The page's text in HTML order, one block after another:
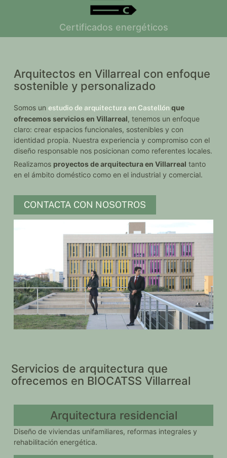
Certificados energéticos
Arquitectos en Villarreal con enfoque
sostenible y personalizado
Somos unestudio de arquitectura en Castellónque
ofrecemos servicios en Villarreal, tenemos un enfoque
claro: crear espacios funcionales, sostenibles y con
identidad propia. Nuestra experiencia y compromiso con el
diseño responsable nos posicionan como referentes locales.
Realizamos proyectos de arquitectura en Villarreal tanto
en el ámbito doméstico como en el industrial y comercial.
CONTACTA CON NOSOTROS
Servicios de arquitectura que
ofrecemos en BIOCATSS Villarreal
Arquitectura residencial
Diseño de viviendas unifamiliares, reformas integrales y
rehabilitación energética.